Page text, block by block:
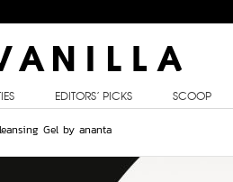
EDITORS’ PICKS SCOOP
Gel by ananta